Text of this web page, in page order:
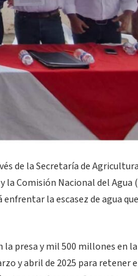
de la Secretaría de
la Comisión Nacional del Agua
la escasez de agua
presa y mil 500 millones en
y abril de 2025 para retener